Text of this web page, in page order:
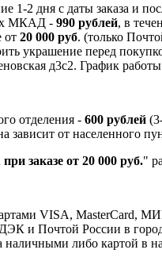
1-2 дня с даты заказа и
МКАД - 990 рублей, в
от 20 000 руб. (только
украшение перед
д3с2. График
отделения - 600 рублей
зависит от населенного
от 20 000 руб."
VISA, MasterCard,
и Почтой России в
наличными либо картой в